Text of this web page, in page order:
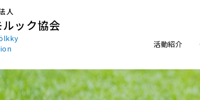
人
ルック協会
活動紹介